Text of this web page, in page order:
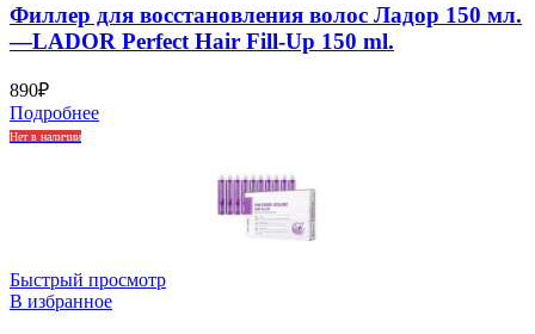
Филлер для восстановления волос Ладор 150 мл.
—LADOR Perfect Hair Fill-Up 150 ml.
890₽
Подробнее
Нет в наличии
Быстрый просмотр
В избранное